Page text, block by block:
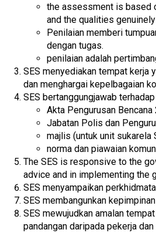
the assessment is based
and the qualities
Penilaian memberi
dengan tugas.
penilaian adalah
SES menyediakan tempat kerja
dan menghargai kepelbagaian
SES bertanggungjawab
Akta Pengurusan Bencana
Jabatan Polis dan
majlis (untuk unit sukarela
norma dan piawaian
The SES is responsive to the
advice and in implementing the
SES menyampaikan
SES membangunkan
SES mewujudkan amalan
pandangan daripada pekerja